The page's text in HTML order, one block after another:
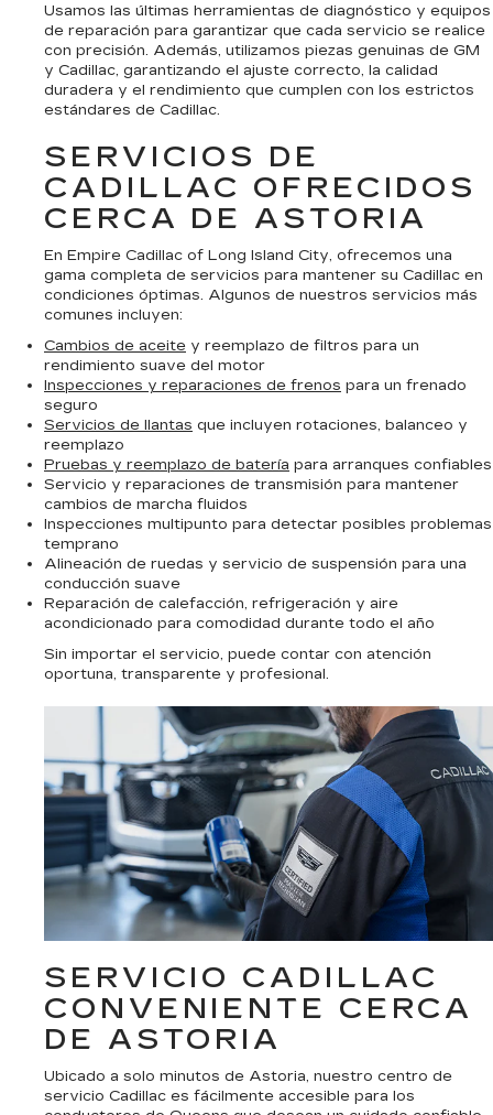
Usamos las últimas herramientas de diagnóstico y equipos
de reparación para garantizar que cada servicio se realice
con precisión. Además, utilizamos piezas genuinas de GM
y Cadillac, garantizando el ajuste correcto, la calidad
duradera y el rendimiento que cumplen con los estrictos
estándares de Cadillac.
SERVICIOS DE
CADILLAC OFRECIDOS
CERCA DE ASTORIA
En Empire Cadillac of Long Island City, ofrecemos una
gama completa de servicios para mantener su Cadillac en
condiciones óptimas. Algunos de nuestros servicios más
comunes incluyen:
Cambios de aceite y reemplazo de filtros para un
rendimiento suave del motor
Inspecciones y reparaciones de frenos para un frenado
seguro
Servicios de llantas que incluyen rotaciones, balanceo y
reemplazo
Pruebas y reemplazo de batería para arranques confiables
Servicio y reparaciones de transmisión para mantener
cambios de marcha fluidos
Inspecciones multipunto para detectar posibles problemas
temprano
Alineación de ruedas y servicio de suspensión para una
conducción suave
Reparación de calefacción, refrigeración y aire
acondicionado para comodidad durante todo el año
Sin importar el servicio, puede contar con atención
oportuna, transparente y profesional.
SERVICIO CADILLAC
CONVENIENTE CERCA
DE ASTORIA
Ubicado a solo minutos de Astoria, nuestro centro de
servicio Cadillac es fácilmente accesible para los